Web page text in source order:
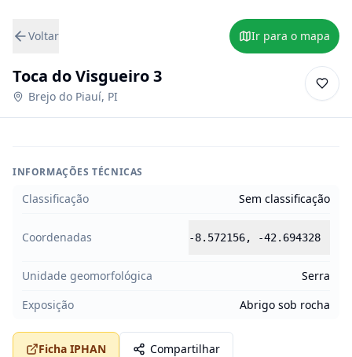
Voltar Ir para o mapa
Toca do Visgueiro 3
Brejo do Piauí, PI
INFORMAÇÕES TÉCNICAS
Classificação Sem classificação
Coordenadas -8.572156, -42.694328
Unidade geomorfológica
Serra
Exposição
Abrigo sob rocha
Ficha IPHAN Compartilhar